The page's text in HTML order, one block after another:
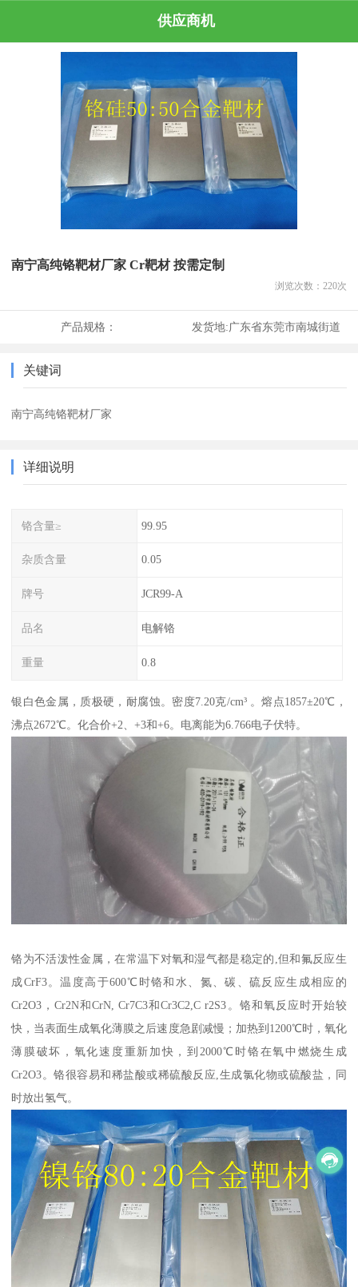
供应商机
南宁高纯铬靶材厂家 Cr靶材 按需定制
浏览次数： 220次
产品规格： 发货地:广东省东莞市南城街道
关键词
南宁高纯铬靶材厂家
详细说明
铬含量≥ 99.95
杂质含量 0.05
牌号 JCR99-A
品名 电解铬
重量 0.8
银白色金属，质极硬，耐腐蚀。密度7.20克/cm³ 。熔点1857±20℃，
沸点2672℃。化合价+2、+3和+6。电离能为6.766电子伏特。
铬为不活泼性金属，在常温下对氧和湿气都是稳定的,但和氟反应生
成CrF3。温度高于600℃时铬和水、氮、碳、硫反应生成相应的
Cr2O3，Cr2N和CrN, Cr7C3和Cr3C2,C r2S3。铬和氧反应时开始较
快，当表面生成氧化薄膜之后速度急剧减慢；加热到1200℃时，氧化
薄膜破坏，氧化速度重新加快，到2000℃时铬在氧中燃烧生成
Cr2O3。铬很容易和稀盐酸或稀硫酸反应,生成氯化物或硫酸盐，同
时放出氢气。